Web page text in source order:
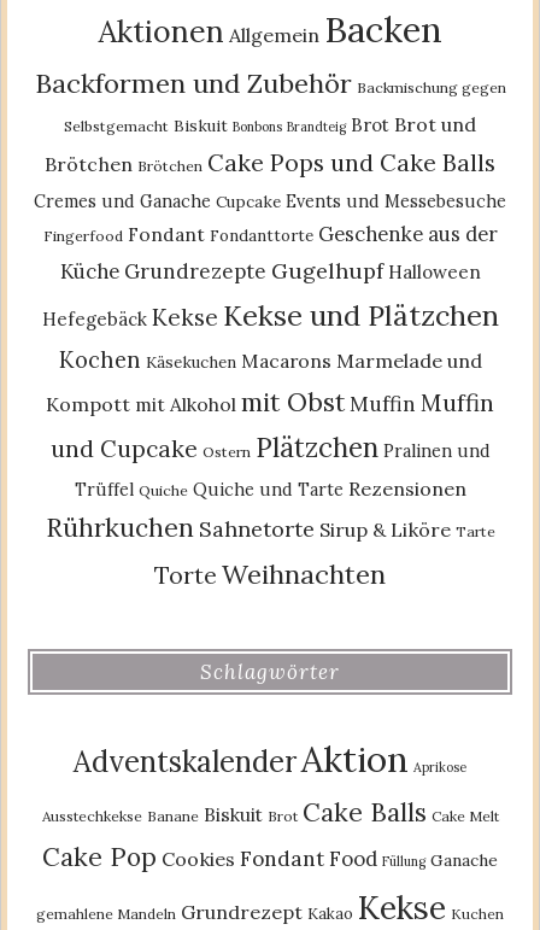
Aktionen Allgemein Backen
Backformen und Zubehör Backmischung gegen
Selbstgemacht Biskuit Bonbons Brandteig Brot Brot und
Brötchen Brötchen Cake Pops und Cake Balls
Cremes und Ganache Cupcake Events und Messebesuche
Fingerfood Fondant Fondanttorte Geschenke aus der
Küche Grundrezepte Gugelhupf Halloween
Hefegebäck Kekse Kekse und Plätzchen
Kochen Käsekuchen Macarons Marmelade und
Kompott mit Alkohol mit ObstMuffin Muffin
und Cupcake Ostern Plätzchen Pralinen und
Trüffel Quiche Quiche und Tarte Rezensionen
Rührkuchen Sahnetorte Sirup & Liköre Tarte
Torte Weihnachten
Schlagwörter
AdventskalenderAktion Aprikose
Ausstechkekse Banane Biskuit Brot Cake Balls Cake Melt
Cake Pop Cookies Fondant Food Füllung Ganache
gemahlene Mandeln Grundrezept Kakao Kekse Kuchen